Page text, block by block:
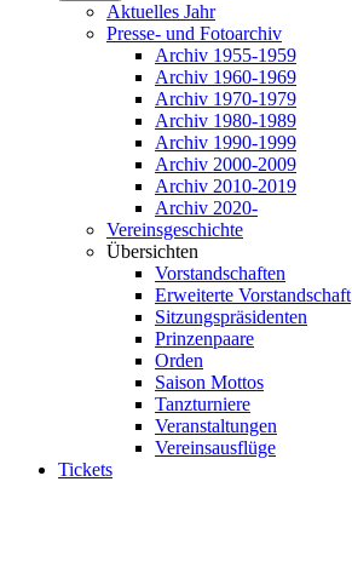
Aktuelles Jahr
Presse- und Fotoarchiv
Archiv 1955-1959
Archiv 1960-1969
Archiv 1970-1979
Archiv 1980-1989
Archiv 1990-1999
Archiv 2000-2009
Archiv 2010-2019
Archiv 2020-
Vereinsgeschichte
Übersichten
Vorstandschaften
Erweiterte Vorstandschaft
Sitzungspräsidenten
Prinzenpaare
Orden
Saison Mottos
Tanzturniere
Veranstaltungen
Vereinsausflüge
Tickets